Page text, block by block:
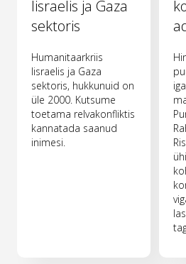
Iisraelis ja Gaza
sektoris
Humanitaarkriis
Iisraelis ja Gaza
sektoris, hukkunuid on
üle 2000. Kutsume
toetama relvakonfliktis
kannatada saanud
inimesi.